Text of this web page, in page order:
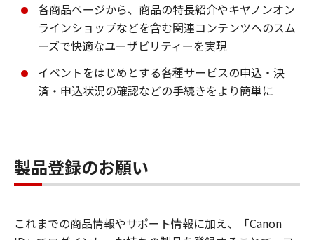
各商品ページから、商品の特長紹介やキヤノンオン
ラインショップなどを含む関連コンテンツへのスム
ーズで快適なユーザビリティーを実現
イベントをはじめとする各種サービスの申込・決
済・申込状況の確認などの手続きをより簡単に
製品登録のお願い
これまでの商品情報やサポート情報に加え、「Canon